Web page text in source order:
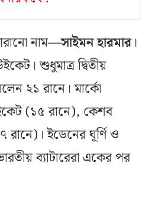
নাম—সাইমন হারমার।
শুধুমাত্র দ্বিতীয়
২১ রানে। মার্কো
(১৫ রানে), কেশব
ইডেনের ঘূর্ণি ও
ব্যাটারেরা একের পর